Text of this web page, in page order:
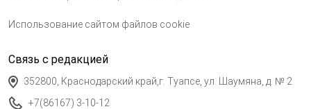
Использование сайтом файлов cookie
Связь с редакцией
352800, Краснодарский край,г. Туапсе, ул. Шаумяна, д. № 2
+7(86167) 3-10-12